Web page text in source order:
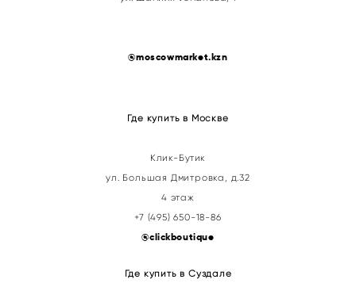
@moscowmarket.kzn
Где купить в Москве
Клик-Бутик
ул. Большая Дмитровка, д.32
4 этаж
+7 (495) 650-18-86
@clickboutique
Где купить в Суздале